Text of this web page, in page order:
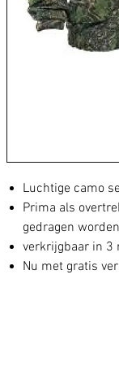
Luchtige camo
Prima als
gedragen
verkrijgbaar in 3
Nu met gratis